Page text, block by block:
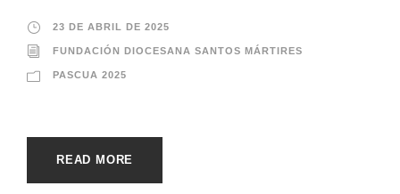
23 DE ABRIL DE 2025
FUNDACIÓN DIOCESANA SANTOS MÁRTIRES
PASCUA 2025
READ MORE